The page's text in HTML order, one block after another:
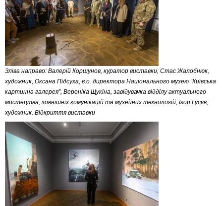
Зліва направо: Валерій Коршунов, куратор виставки, Стас Жалобнюк,
художник, Оксана Підсуха, в.о. директора Національного музею “Київська
картинна галерея”, Вероніка Щукіна, завідувачка відділу актуального
мистецтва, зовнішніх комунікацій та музейних технологій, Ігор Гусєв,
художник. Відкриття виставки